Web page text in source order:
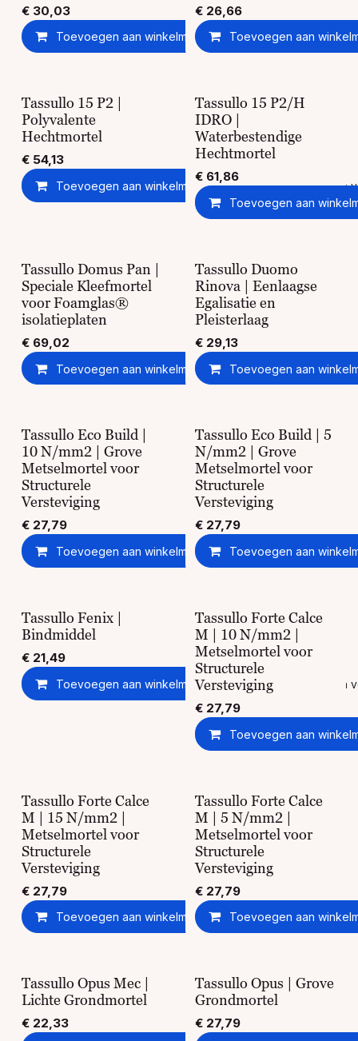
€ 30,03
Toevoegen aan winkelmandje Toevoegen aan
€ 26,66
Toevoegen aan
Tassullo 15 P2 |
Polyvalente
Hechtmortel
€ 54,13
Toevoegen aan winkelmandje Toevoegen aan
Tassullo 15 P2/H
IDRO |
Waterbestendige
Hechtmortel
€ 61,86
Toevoegen aan
Tassullo Domus Pan |
Speciale Kleefmortel
voor Foamglas®
isolatieplaten
€ 69,02
Toevoegen aan winkelmandje Toevoegen aan
Tassullo Duomo
Rinova | Eenlaagse
Egalisatie en
Pleisterlaag
€ 29,13
Toevoegen aan
Tassullo Eco Build |
10 N/mm2 | Grove
Metselmortel voor
Structurele
Versteviging
€ 27,79
Toevoegen aan winkelmandje Toevoegen aan
Tassullo Eco Build | 5
N/mm2 | Grove
Metselmortel voor
Structurele
Versteviging
€ 27,79
Toevoegen aan
Tassullo Fenix |
Bindmiddel
€ 21,49
Toevoegen aan winkelmandje Toevoegen aan
Tassullo Forte Calce
M | 10 N/mm2 |
Metselmortel voor
Structurele
Versteviging
€ 27,79
Toevoegen aan
Tassullo Forte Calce
M | 15 N/mm2 |
Metselmortel voor
Structurele
Versteviging
€ 27,79
Toevoegen aan winkelmandje Toevoegen aan
Tassullo Forte Calce
M | 5 N/mm2 |
Metselmortel voor
Structurele
Versteviging
€ 27,79
Toevoegen aan
Tassullo Opus Mec |
Lichte Grondmortel
€ 22,33
Tassullo Opus | Grove
Grondmortel
€ 27,79